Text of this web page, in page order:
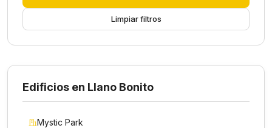
Limpiar filtros
Edificios en Llano Bonito
Mystic Park